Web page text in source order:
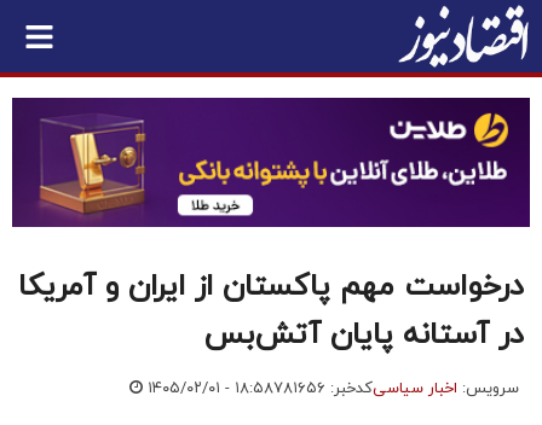
درخواست مهم پاکستان از ایران و آمریکا
در آستانه پایان آتش‌بس
سرویس: اخبار سیاسیکدخبر: ۷۸۱۶۵۶ ۱۴۰۵/۰۲/۰۱ - ۱۸:۵۸